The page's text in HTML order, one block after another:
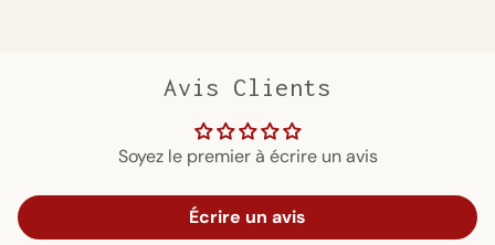
Avis Clients
Soyez le premier à écrire un avis
Écrire un avis